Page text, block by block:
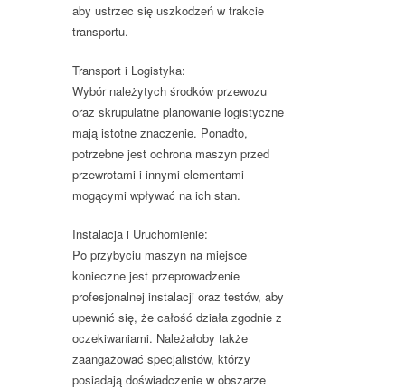
aby ustrzec się uszkodzeń w trakcie
transportu.
Transport i Logistyka:
Wybór należytych środków przewozu
oraz skrupulatne planowanie logistyczne
mają istotne znaczenie. Ponadto,
potrzebne jest ochrona maszyn przed
przewrotami i innymi elementami
mogącymi wpływać na ich stan.
Instalacja i Uruchomienie:
Po przybyciu maszyn na miejsce
konieczne jest przeprowadzenie
profesjonalnej instalacji oraz testów, aby
upewnić się, że całość działa zgodnie z
oczekiwaniami. Należałoby także
zaangażować specjalistów, którzy
posiadają doświadczenie w obszarze